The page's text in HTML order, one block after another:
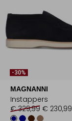
-30%
MAGNANNI
Instappers
€ 329,99 € 230,99